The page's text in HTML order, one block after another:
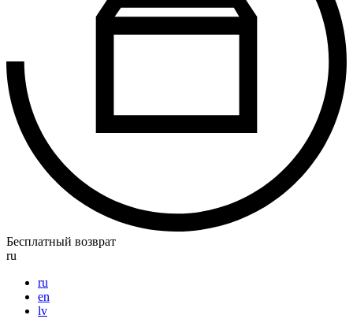
Бесплатный возврат
ru
ru
en
lv